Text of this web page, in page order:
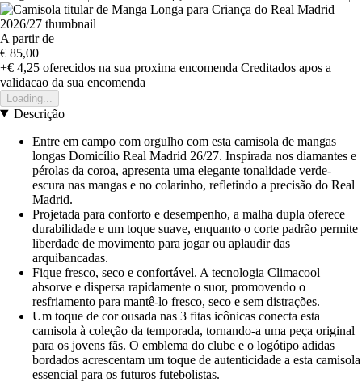
A partir de
€ 85,00
+€ 4,25 oferecidos na sua proxima encomenda Creditados apos a
validacao da sua encomenda
Loading...
Descrição
Entre em campo com orgulho com esta camisola de mangas
longas Domicílio Real Madrid 26/27. Inspirada nos diamantes e
pérolas da coroa, apresenta uma elegante tonalidade verde-
escura nas mangas e no colarinho, refletindo a precisão do Real
Madrid.
Projetada para conforto e desempenho, a malha dupla oferece
durabilidade e um toque suave, enquanto o corte padrão permite
liberdade de movimento para jogar ou aplaudir das
arquibancadas.
Fique fresco, seco e confortável. A tecnologia Climacool
absorve e dispersa rapidamente o suor, promovendo o
resfriamento para mantê-lo fresco, seco e sem distrações.
Um toque de cor ousada nas 3 fitas icônicas conecta esta
camisola à coleção da temporada, tornando-a uma peça original
para os jovens fãs. O emblema do clube e o logótipo adidas
bordados acrescentam um toque de autenticidade a esta camisola
essencial para os futuros futebolistas.